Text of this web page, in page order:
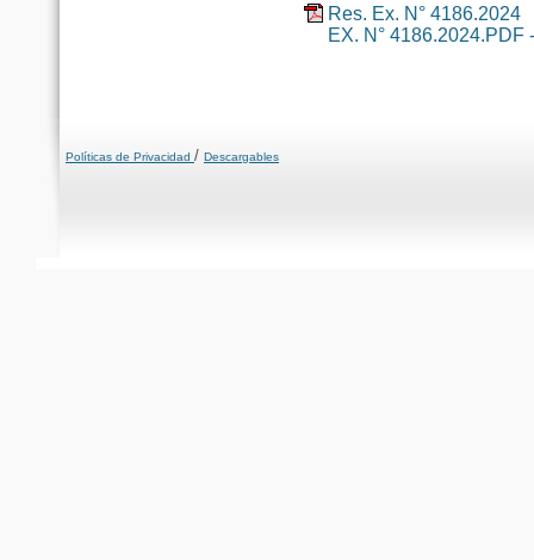
Res. Ex. N° 4186.2024
EX. N° 4186.2024.PDF
Políticas de Privacidad / Descargables